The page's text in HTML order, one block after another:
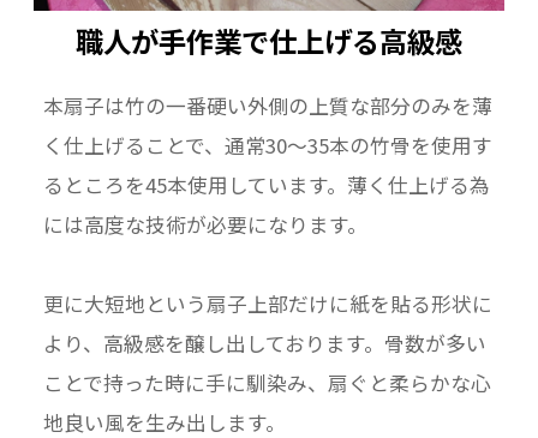
職人が手作業で仕上げる高級感
本扇子は竹の一番硬い外側の上質な部分のみを薄
く仕上げることで、通常30～35本の竹骨を使用す
るところを45本使用しています。薄く仕上げる為
には高度な技術が必要になります。
更に大短地という扇子上部だけに紙を貼る形状に
より、高級感を醸し出しております。骨数が多い
ことで持った時に手に馴染み、扇ぐと柔らかな心
地良い風を生み出します。